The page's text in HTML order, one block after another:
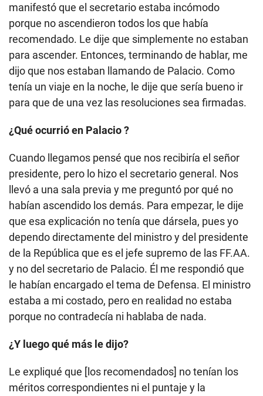
manifestó que el secretario estaba incómodo
porque no ascendieron todos los que había
recomendado. Le dije que simplemente no estaban
para ascender. Entonces, terminando de hablar, me
dijo que nos estaban llamando de Palacio. Como
tenía un viaje en la noche, le dije que sería bueno ir
para que de una vez las resoluciones sea firmadas.
¿Qué ocurrió en Palacio ?
Cuando llegamos pensé que nos recibiría el señor
presidente, pero lo hizo el secretario general. Nos
llevó a una sala previa y me preguntó por qué no
habían ascendido los demás. Para empezar, le dije
que esa explicación no tenía que dársela, pues yo
dependo directamente del ministro y del presidente
de la República que es el jefe supremo de las FF.AA.
y no del secretario de Palacio. Él me respondió que
le habían encargado el tema de Defensa. El ministro
estaba a mi costado, pero en realidad no estaba
porque no contradecía ni hablaba de nada.
¿Y luego qué más le dijo?
Le expliqué que [los recomendados] no tenían los
méritos correspondientes ni el puntaje y la